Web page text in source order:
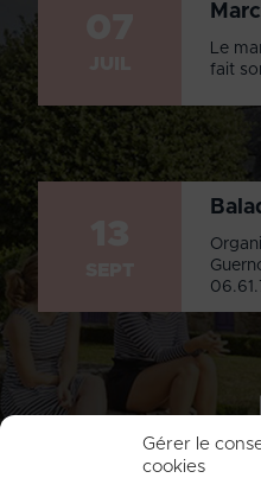
Gérer le
cookies
Le
fait